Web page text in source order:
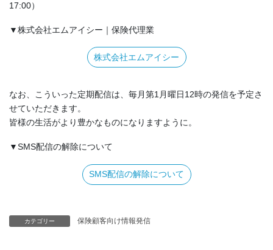
17:00）
▼株式会社エムアイシー｜保険代理業
株式会社エムアイシー
なお、こういった定期配信は、毎月第1月曜日12時の発信を予定さ
せていただきます。
皆様の生活がより豊かなものになりますように。
▼SMS配信の解除について
SMS配信の解除について
カテゴリー 保険顧客向け情報発信